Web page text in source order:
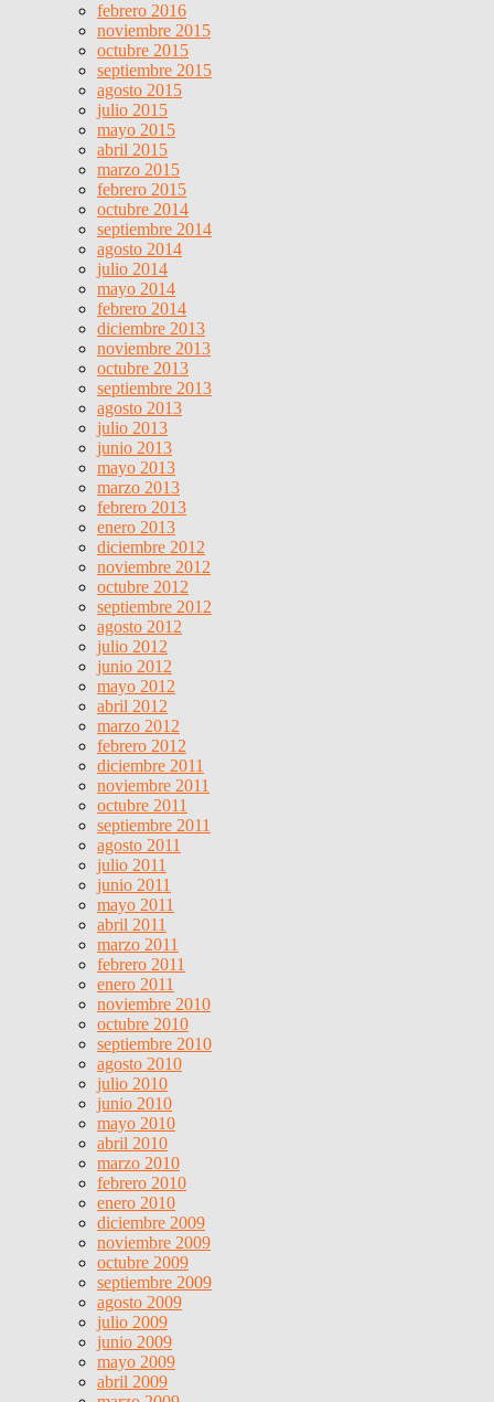
febrero 2016
noviembre 2015
octubre 2015
septiembre 2015
agosto 2015
julio 2015
mayo 2015
abril 2015
marzo 2015
febrero 2015
octubre 2014
septiembre 2014
agosto 2014
julio 2014
mayo 2014
febrero 2014
diciembre 2013
noviembre 2013
octubre 2013
septiembre 2013
agosto 2013
julio 2013
junio 2013
mayo 2013
marzo 2013
febrero 2013
enero 2013
diciembre 2012
noviembre 2012
octubre 2012
septiembre 2012
agosto 2012
julio 2012
junio 2012
mayo 2012
abril 2012
marzo 2012
febrero 2012
diciembre 2011
noviembre 2011
octubre 2011
septiembre 2011
agosto 2011
julio 2011
junio 2011
mayo 2011
abril 2011
marzo 2011
febrero 2011
enero 2011
noviembre 2010
octubre 2010
septiembre 2010
agosto 2010
julio 2010
junio 2010
mayo 2010
abril 2010
marzo 2010
febrero 2010
enero 2010
diciembre 2009
noviembre 2009
octubre 2009
septiembre 2009
agosto 2009
julio 2009
junio 2009
mayo 2009
abril 2009